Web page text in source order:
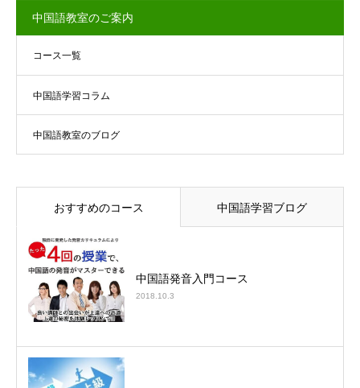
中国語教室のご案内
コース一覧
中国語学習コラム
中国語教室のブログ
おすすめのコース 中国語学習ブログ
中国語発音入門コース
2018.10.3